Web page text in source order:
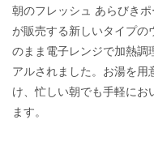
朝のフレッシュ あらびき
が販売する新しいタイプの
のまま電子レンジで加熱調
アルされました。お湯を用
け、忙しい朝でも手軽にお
ます。